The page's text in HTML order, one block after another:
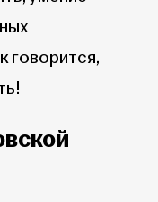
говорится,